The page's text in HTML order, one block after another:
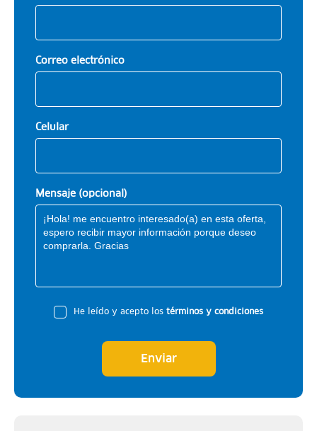
Correo electrónico
Celular
Mensaje (opcional)
He leído y acepto los términos y condiciones
Enviar